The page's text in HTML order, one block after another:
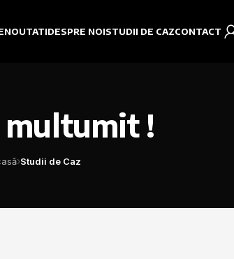
NOUTATIDESPRE NOISTUDII DE CAZCONTACT
multumit !
›Studii de Caz